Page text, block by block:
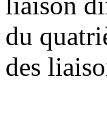
du
des